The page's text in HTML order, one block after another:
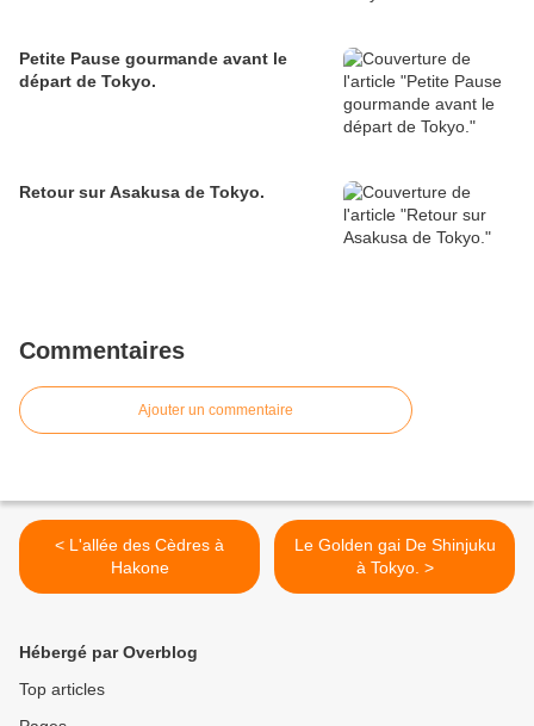
Petite Pause gourmande avant le
départ de Tokyo.
Retour sur Asakusa de Tokyo.
Commentaires
Ajouter un commentaire
< L'allée des Cèdres à
Hakone
Le Golden gai De Shinjuku
à Tokyo. >
Hébergé par Overblog
Top articles